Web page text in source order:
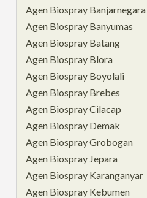
Agen Biospray Banjarnegara
Agen Biospray Banyumas
Agen Biospray Batang
Agen Biospray Blora
Agen Biospray Boyolali
Agen Biospray Brebes
Agen Biospray Cilacap
Agen Biospray Demak
Agen Biospray Grobogan
Agen Biospray Jepara
Agen Biospray Karanganyar
Agen Biospray Kebumen